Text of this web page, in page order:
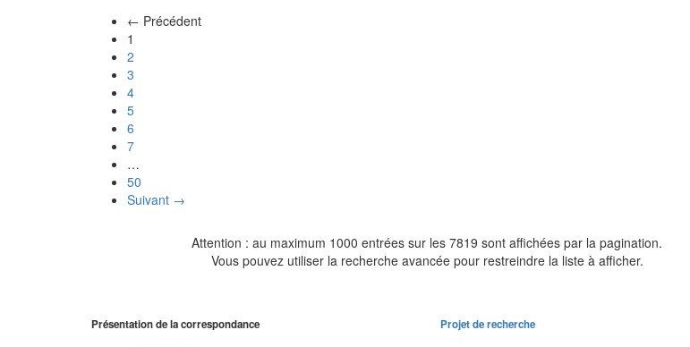
← Précédent
1
2
3
4
5
6
7
…
50
Suivant →
Attention : au maximum 1000 entrées sur les 7819 sont affichées par la pagination.
Vous pouvez utiliser la recherche avancée pour restreindre la liste à afficher.
Présentation de la correspondance Projet de recherche